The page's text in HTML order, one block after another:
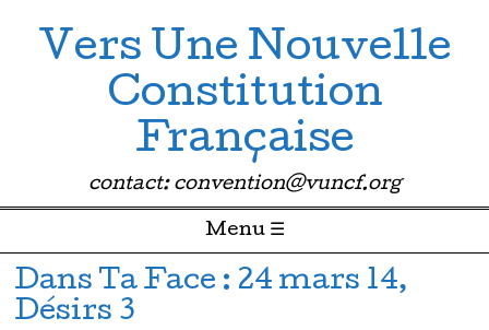
Vers Une Nouvelle
Constitution
Française
contact: convention@vuncf.org
Menu ☰
Passer directement au contenu
Dans Ta Face : 24 mars 14,
Désirs 3